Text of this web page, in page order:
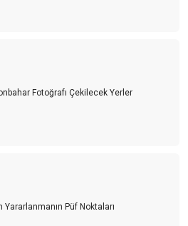
Fotoğrafı Çekilecek Yerler
Yararlanmanın Püf Noktaları